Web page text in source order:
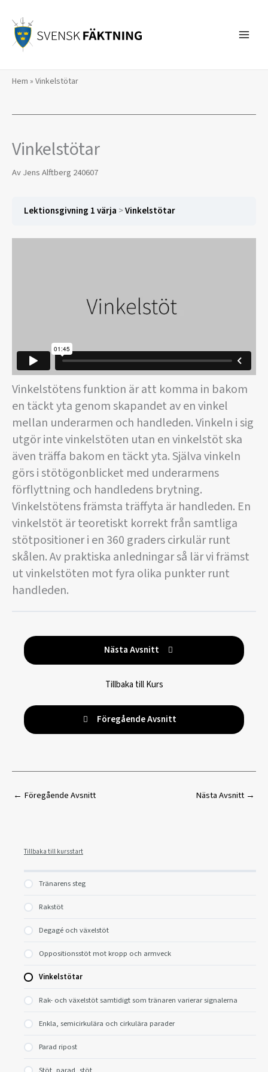
innehåll
Hem » Vinkelstötar
Vinkelstötar
AvJens Alftberg 240607
Lektionsgivning 1 värja Vinkelstötar
Vinkelstötens funktion är att komma in bakom
en täckt yta genom skapandet av en vinkel
mellan underarmen och handleden. Vinkeln i sig
utgör inte vinkelstöten utan en vinkelstöt ska
även träffa bakom en täckt yta. Själva vinkeln
görs i stötögonblicket med underarmens
förflyttning och handledens brytning.
Vinkelstötens främsta träffyta är handleden. En
vinkelstöt är teoretiskt korrekt från samtliga
stötpositioner i en 360 graders cirkulär runt
skålen. Av praktiska anledningar så lär vi främst
ut vinkelstöten mot fyra olika punkter runt
handleden.
Föregående Avsnitt
Tillbaka till Kurs
Nästa Avsnitt
← Föregående Avsnitt Nästa Avsnitt →
Tillbaka till kursstart
Tränarens steg
Rakstöt
Degagé och växelstöt
Oppositionsstöt mot kropp och armveck
Vinkelstötar
Rak- och växelstöt samtidigt som tränaren varierar signalerna
Enkla, semicirkulära och cirkulära parader
Parad ripost